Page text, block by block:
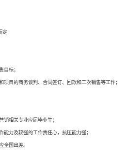
定
目标；
目的商务谈判、合同签订、回款和二次销售等工作；
销相关专业应届毕业生；
力及较强的工作责任心，抗压能力强；
全国出差。